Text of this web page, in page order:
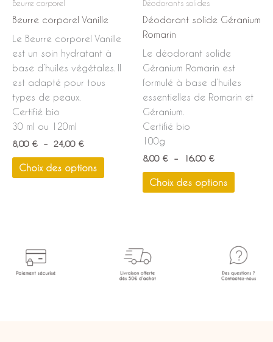
Beurre corporel
Beurre corporel Vanille
Le Beurre corporel Vanille
est un soin hydratant à
base d’huiles végétales. Il
est adapté pour tous
types de peaux.
Certifié bio
30 ml ou 120ml
8,00 € – 24,00 €
Choix des options
sur
la
page
du
produit
Déodorants solides
Déodorant solide Géranium
Romarin
Le déodorant solide
Géranium Romarin est
formulé à base d’huiles
essentielles de Romarin et
Géranium.
Certifié bio
100g
8,00 € – 16,00 €
Choix des options
sur
du
produit